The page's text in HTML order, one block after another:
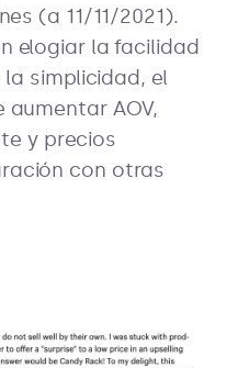
(a 11/11/2021).
elogiar la facilidad
simplicidad, el
AOV,
y precios
con otras